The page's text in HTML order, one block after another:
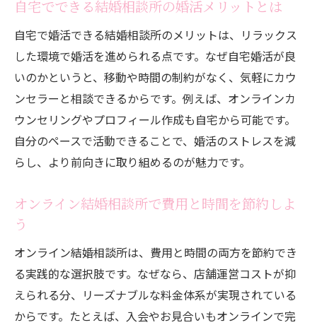
自宅でできる結婚相談所の婚活メリットとは
自宅で婚活できる結婚相談所のメリットは、リラックス
した環境で婚活を進められる点です。なぜ自宅婚活が良
いのかというと、移動や時間の制約がなく、気軽にカウ
ンセラーと相談できるからです。例えば、オンラインカ
ウンセリングやプロフィール作成も自宅から可能です。
自分のペースで活動できることで、婚活のストレスを減
らし、より前向きに取り組めるのが魅力です。
オンライン結婚相談所で費用と時間を節約しよ
う
オンライン結婚相談所は、費用と時間の両方を節約でき
る実践的な選択肢です。なぜなら、店舗運営コストが抑
えられる分、リーズナブルな料金体系が実現されている
からです。たとえば、入会やお見合いもオンラインで完